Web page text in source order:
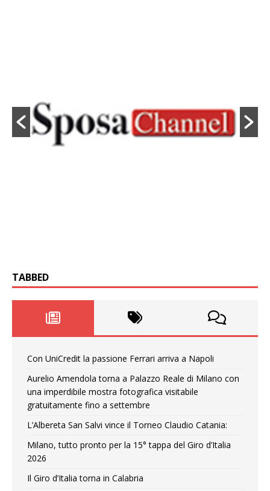
TABBED
Con UniCredit la passione Ferrari arriva a Napoli
Aurelio Amendola torna a Palazzo Reale di Milano con
una imperdibile mostra fotografica visitabile
gratuitamente fino a settembre
L’Albereta San Salvi vince il Torneo Claudio Catania:
Milano, tutto pronto per la 15° tappa del Giro d’Italia
2026
Il Giro d’Italia torna in Calabria